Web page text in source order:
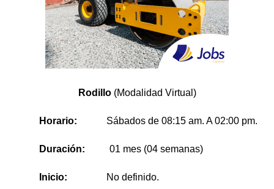
Rodillo (Modalidad Virtual)
Horario: Sábados de 08:15 am. A 02:00 pm.
Duración: 01 mes (04 semanas)
Inicio: No definido.